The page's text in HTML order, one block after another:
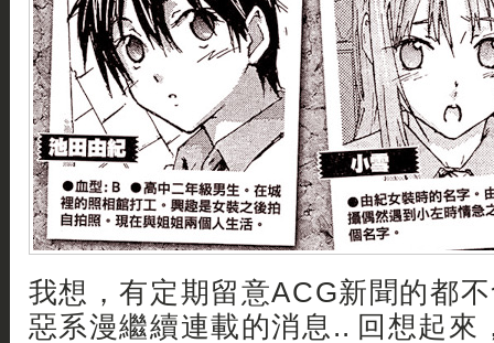
我想，有定期留意ACG新聞的都
惡系漫繼續連載的消息.. 回想起來